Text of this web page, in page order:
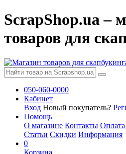
ScrapShop.ua –
товаров для
050-060-0000
Кабинет
Вход Новый покупатель?
Помощь
О магазине Контакты Оплата
Статьи Скидки Информация
0
Корзина